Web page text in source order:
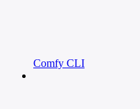
Comfy CLI